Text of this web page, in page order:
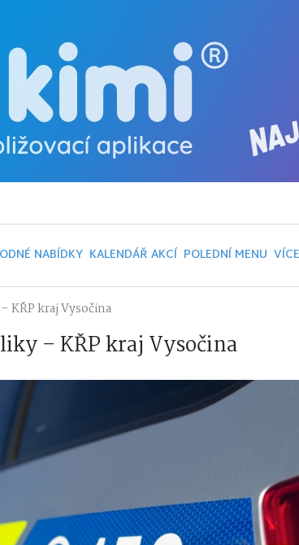
NABÍDKY KALENDÁŘ AKCÍ POLEDNÍ MENU VÍCE
KŘP kraj Vysočina
– KŘP kraj Vysočina